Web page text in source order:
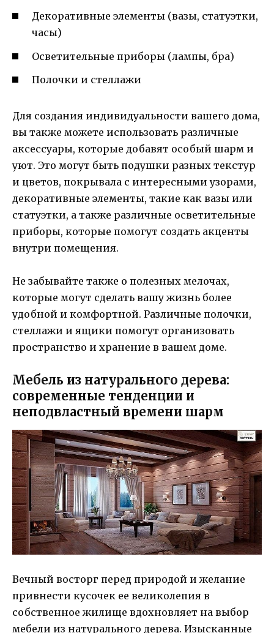
Декоративные элементы (вазы, статуэтки,
часы)
Осветительные приборы (лампы, бра)
Полочки и стеллажи
Для создания индивидуальности вашего дома,
вы также можете использовать различные
аксессуары, которые добавят особый шарм и
уют. Это могут быть подушки разных текстур
и цветов, покрывала с интересными узорами,
декоративные элементы, такие как вазы или
статуэтки, а также различные осветительные
приборы, которые помогут создать акценты
внутри помещения.
Не забывайте также о полезных мелочах,
которые могут сделать вашу жизнь более
удобной и комфортной. Различные полочки,
стеллажи и ящики помогут организовать
пространство и хранение в вашем доме.
Мебель из натурального дерева:
современные тенденции и
неподвластный времени шарм
Вечный восторг перед природой и желание
привнести кусочек ее великолепия в
собственное жилище вдохновляет на выбор
мебели из натурального дерева. Изысканные